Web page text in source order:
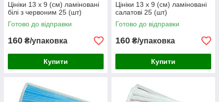
Цініки 13 х 9 (см) ламіновані
білі з червоним 25 (шт)
Готово до відправки
160 ₴/упаковка
Купити
Цініки 13 х 9 (см) ламіновані
салатові 25 (шт)
Готово до відправки
160 ₴/упаковка
Купити